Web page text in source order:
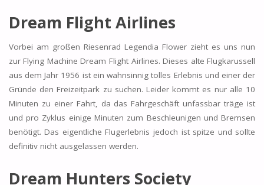
Dream Flight Airlines
Vorbei am großen Riesenrad Legendia Flower zieht es uns nun
zur Flying Machine Dream Flight Airlines. Dieses alte Flugkarussell
aus dem Jahr 1956 ist ein wahnsinnig tolles Erlebnis und einer der
Gründe den Freizeitpark zu suchen. Leider kommt es nur alle 10
Minuten zu einer Fahrt, da das Fahrgeschäft unfassbar träge ist
und pro Zyklus einige Minuten zum Beschleunigen und Bremsen
benötigt. Das eigentliche Flugerlebnis jedoch ist spitze und sollte
definitiv nicht ausgelassen werden.
Dream Hunters Society